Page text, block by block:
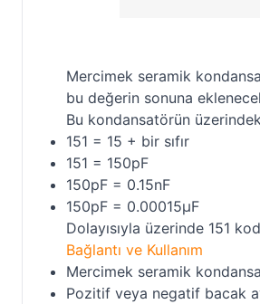
Mercimek seramik
bu değerin sonuna
Bu kondansatörün
151 = 15 + bir sıfır
151 = 150pF
150pF = 0.15nF
150pF = 0.00015µF
Dolayısıyla üzerinde 151
Bağlantı ve Kullanım
Mercimek seramik
Pozitif veya negatif bacak